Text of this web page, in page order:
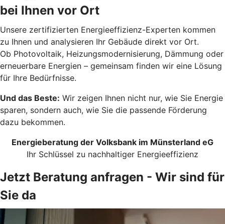
bei Ihnen vor Ort
Unsere zertifizierten Energieeffizienz-Experten kommen
zu Ihnen und analysieren Ihr Gebäude direkt vor Ort.
Ob Photovoltaik, Heizungsmodernisierung, Dämmung oder
erneuerbare Energien – gemeinsam finden wir eine Lösung
für Ihre Bedürfnisse.
Und das Beste: Wir zeigen Ihnen nicht nur, wie Sie Energie
sparen, sondern auch, wie Sie die passende Förderung
dazu bekommen.
Energieberatung der Volksbank im Münsterland eG
Ihr Schlüssel zu nachhaltiger Energieeffizienz
Jetzt Beratung anfragen - Wir sind für
Sie da